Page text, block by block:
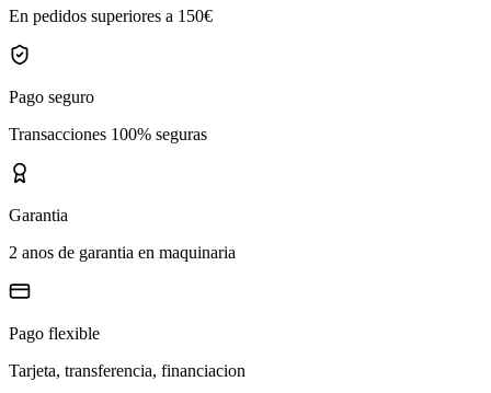
En pedidos superiores a 150€
Pago seguro
Transacciones 100% seguras
Garantia
2 anos de garantia en maquinaria
Pago flexible
Tarjeta, transferencia, financiacion